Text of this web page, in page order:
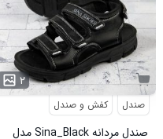
۲
صندل کفش و صندل
صندل مردانه Sina_Black مدل